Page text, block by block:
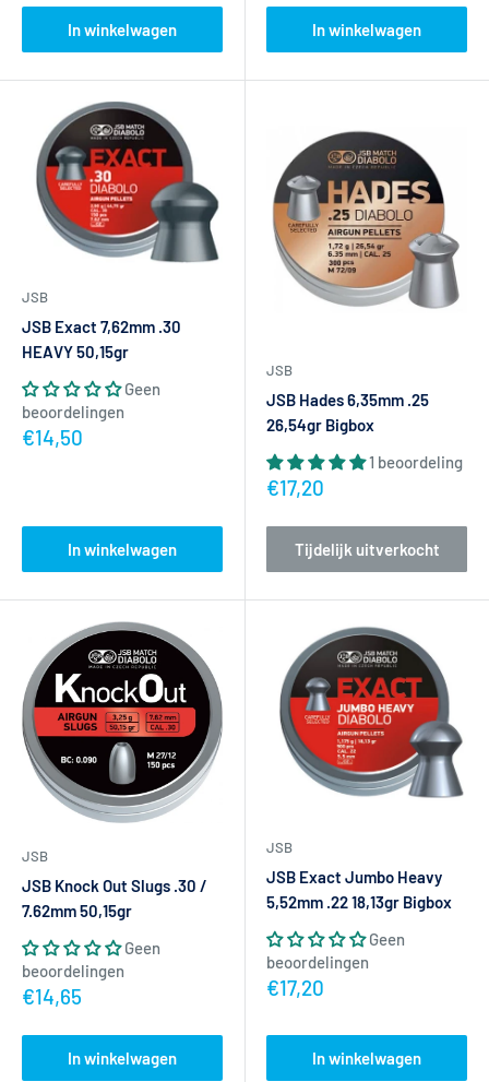
In winkelwagen In winkelwagen
JSB
JSB Exact 7,62mm .30
HEAVY 50,15gr
Geen
beoordelingen
Actieprijs
€14,50
In winkelwagen
JSB
JSB Hades 6,35mm .25
26,54gr Bigbox
1 beoordeling
Actieprijs
€17,20
Tijdelijk uitverkocht
JSB
JSB Knock Out Slugs .30 /
7.62mm 50,15gr
Geen
beoordelingen
Actieprijs
€14,65
In winkelwagen
JSB
JSB Exact Jumbo Heavy
5,52mm .22 18,13gr Bigbox
Geen
beoordelingen
Actieprijs
€17,20
In winkelwagen